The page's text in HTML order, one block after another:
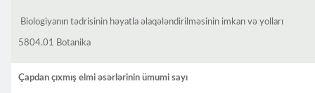
Biologiyanın tədrisinin həyatla əlaqələndirilməsinin imkan və yolları
5804.01 Botanika
Çapdan çıxmış elmi əsərlərinin ümumi sayı